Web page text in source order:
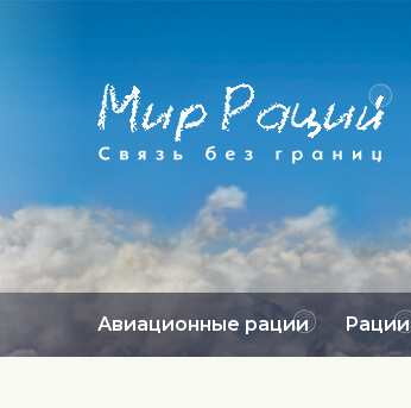
Авиационные рации Рации